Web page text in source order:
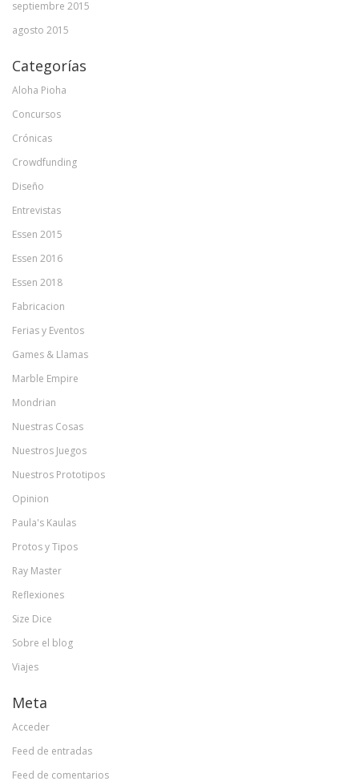
septiembre 2015
agosto 2015
Categorías
Aloha Pioha
Concursos
Crónicas
Crowdfunding
Diseño
Entrevistas
Essen 2015
Essen 2016
Essen 2018
Fabricacion
Ferias y Eventos
Games & Llamas
Marble Empire
Mondrian
Nuestras Cosas
Nuestros Juegos
Nuestros Prototipos
Opinion
Paula's Kaulas
Protos y Tipos
Ray Master
Reflexiones
Size Dice
Sobre el blog
Viajes
Meta
Acceder
Feed de entradas
Feed de comentarios